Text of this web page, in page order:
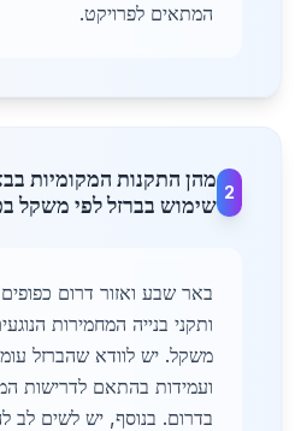
המתאים לפרויקט.
2
מהן התקנות המקומיות
שימוש בברזל לפי משקל
באר שבע ואזור דרום
ותקני בנייה המחמירות
משקל. יש לוודא שהברזל
ועמידות בהתאם לדרישות
בדרום. בנוסף, יש לשים לב